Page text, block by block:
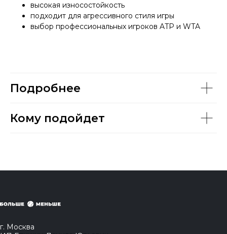
высокая износостойкость
подходит для агрессивного стиля игры
выбор профессиональных игроков ATP и WTA
Подробнее
Кому подойдет
г. Москва